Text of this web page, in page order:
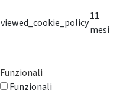
viewed_cookie_policy
11
mesi
Funzionali
Funzionali